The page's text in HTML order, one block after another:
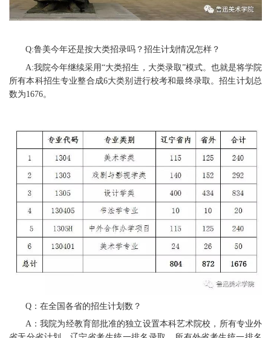
Q:鲁美今年还是按大类招录吗？招生计划情况怎样？
A:我院今年继续采用“大类招生，大类录取”模式。也就是将学院
所有本科招生专业整合成6大类别进行校考和最终录取。招生计划总
数为1676。
Q：在全国各省的招生计划数？
A：我院为经教育部批准的独立设置本科艺术院校，所有专业外